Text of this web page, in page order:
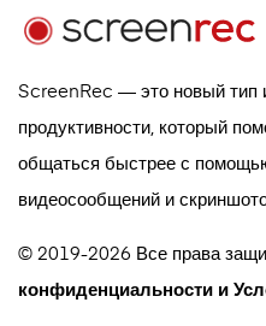
ScreenRec — это новый тип
продуктивности, который
общаться быстрее с
видеосообщений и
© 2019-2026 Все права
конфиденциальности и